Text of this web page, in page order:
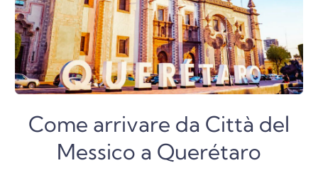
Come arrivare da Città del
Messico a Querétaro